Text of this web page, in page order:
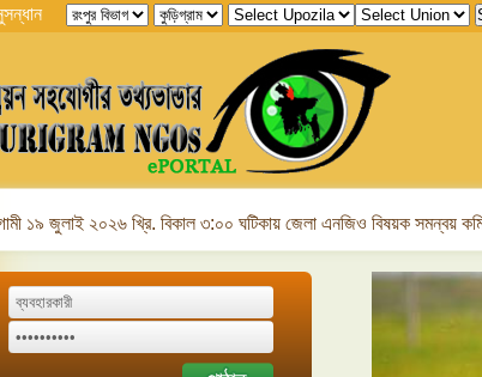
১৯ জুলাই ২০২৬ খ্রি. বিকাল ৩:০০ ঘটিকায় জেলা এনজিও বিষয়ক সমন্বয়